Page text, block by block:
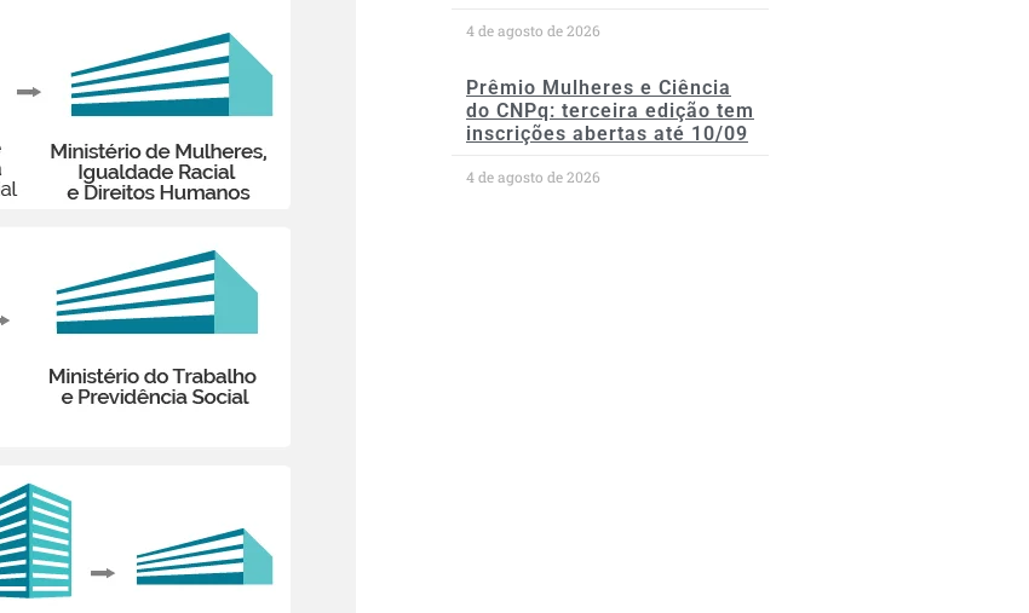
4 de agosto de 2026
Prêmio Mulheres e Ciência
do CNPq: terceira edição tem
inscrições abertas até 10/09
4 de agosto de 2026